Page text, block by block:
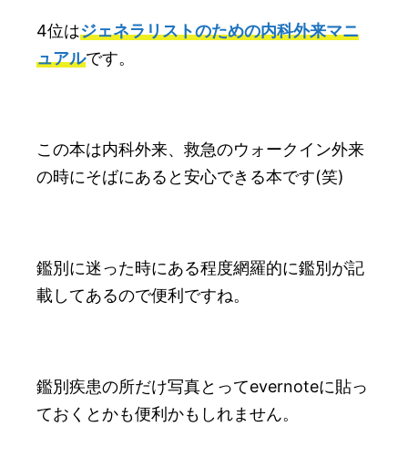
4位はジェネラリストのための内科外来マニ
ュアルです。
この本は内科外来、救急のウォークイン外来
の時にそばにあると安心できる本です(笑)
鑑別に迷った時にある程度網羅的に鑑別が記
載してあるので便利ですね。
鑑別疾患の所だけ写真とってevernoteに貼っ
ておくとかも便利かもしれません。